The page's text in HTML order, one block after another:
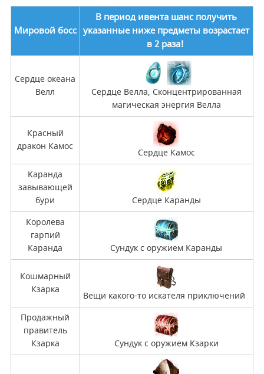
Мировой босс
В период ивента шанс получить
указанные ниже предметы возрастает
в 2 раза!
Сердце океана
Велл
Сердце Велла, Сконцентрированная
магическая энергия Велла
Красный
дракон Камос
Сердце Камос
Каранда
завывающей
бури
Сердце Каранды
Королева
гарпий
Каранда
Сундук с оружием Каранды
Кошмарный
Кзарка
Вещи какого-то искателя приключений
Продажный
правитель
Кзарка
Сундук с оружием Кзарки